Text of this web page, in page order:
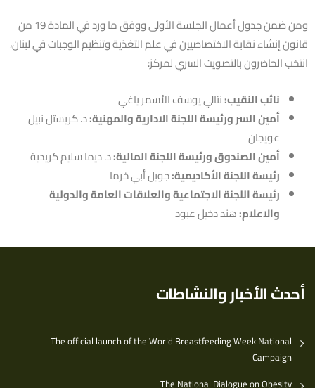
ومن ضمن جدول أعمال الجلسة الأولى ووفق ما ورد في المادة 19 من
قانون إنشاء نقابة الاختصاصيين في علم التغذية وتنظيم الوجبات في لبنان،
انتخب الحاضرون بالتصويت السري لمركز:
نائب النقيب:نتالي يوسف الأسمر ياغي
أمين السر ورئيسة اللجنة الادارية والمهنية:د. كريستل نبيل
عويجان
أمين الصندوق ورئيسة اللجنة المالية:د. ديما سليم كريدية
رئيسة اللجنة الأكاديمية:جويل أبي خرما
رئيسة اللجنة الاجتماعية والعلاقات العامة والدولية
والاعلام:هند دخيل عبود
أحدث الأخبار والنشاطات
The official launch of the World Breastfeeding Week National
Campaign
The National Dialogue on Obesity